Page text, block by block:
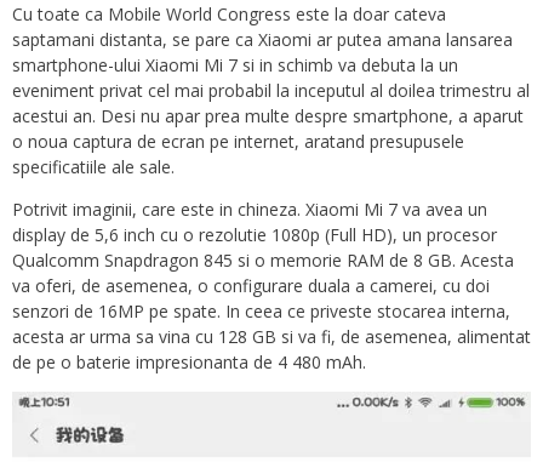
Cu toate ca Mobile World Congress este la doar cateva
saptamani distanta, se pare ca Xiaomi ar putea amana lansarea
smartphone-ului Xiaomi Mi 7 si in schimb va debuta la un
eveniment privat cel mai probabil la inceputul al doilea trimestru al
acestui an. Desi nu apar prea multe despre smartphone, a aparut
o noua captura de ecran pe internet, aratand presupusele
specificatiile ale sale.
Potrivit imaginii, care este in chineza. Xiaomi Mi 7 va avea un
display de 5,6 inch cu o rezolutie 1080p (Full HD), un procesor
Qualcomm Snapdragon 845 si o memorie RAM de 8 GB. Acesta
va oferi, de asemenea, o configurare duala a camerei, cu doi
senzori de 16MP pe spate. In ceea ce priveste stocarea interna,
acesta ar urma sa vina cu 128 GB si va fi, de asemenea, alimentat
de pe o baterie impresionanta de 4 480 mAh.